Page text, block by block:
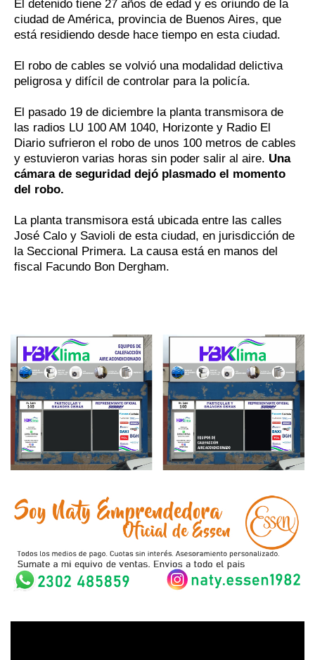
El detenido tiene 27 años de edad y es oriundo de la
ciudad de América, provincia de Buenos Aires, que
está residiendo desde hace tiempo en esta ciudad.
El robo de cables se volvió una modalidad delictiva
peligrosa y difícil de controlar para la policía.
El pasado 19 de diciembre la planta transmisora de
las radios LU 100 AM 1040, Horizonte y Radio El
Diario sufrieron el robo de unos 100 metros de cables
y estuvieron varias horas sin poder salir al aire. Una
cámara de seguridad dejó plasmado el momento
del robo.
La planta transmisora está ubicada entre las calles
José Calo y Savioli de esta ciudad, en jurisdicción de
la Seccional Primera. La causa está en manos del
fiscal Facundo Bon Dergham.